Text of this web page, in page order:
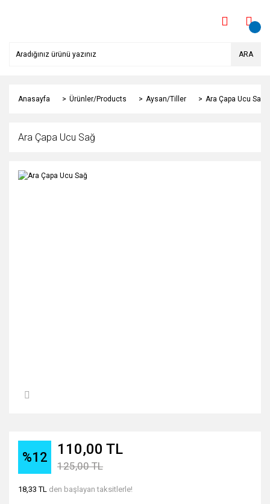
ARA
Anasayfa Ürünler/Products Aysan/Tiller Ara Çapa Ucu Sağ
Ara Çapa Ucu Sağ
%12 110,00 TL
125,00 TL
18,33 TL den başlayan taksitlerle!